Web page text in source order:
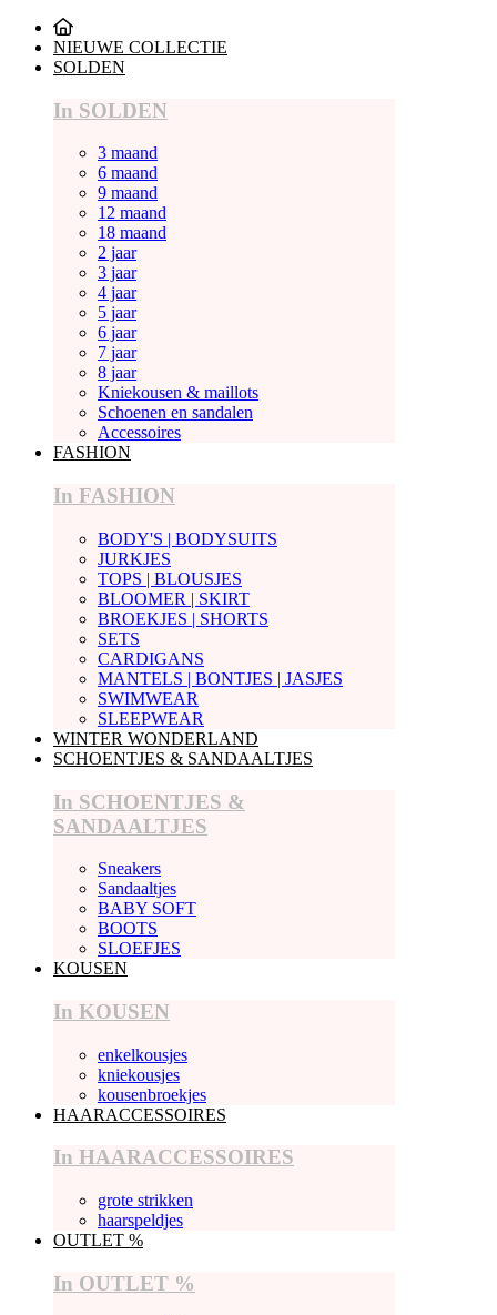
NIEUWE COLLECTIE
SOLDEN
In SOLDEN
3 maand
6 maand
9 maand
12 maand
18 maand
2 jaar
3 jaar
4 jaar
5 jaar
6 jaar
7 jaar
8 jaar
Kniekousen & maillots
Schoenen en sandalen
Accessoires
FASHION
In FASHION
BODY'S | BODYSUITS
JURKJES
TOPS | BLOUSJES
BLOOMER | SKIRT
BROEKJES | SHORTS
SETS
CARDIGANS
MANTELS | BONTJES | JASJES
SWIMWEAR
SLEEPWEAR
WINTER WONDERLAND
SCHOENTJES & SANDAALTJES
In SCHOENTJES &
SANDAALTJES
Sneakers
Sandaaltjes
BABY SOFT
BOOTS
SLOEFJES
KOUSEN
In KOUSEN
enkelkousjes
kniekousjes
kousenbroekjes
HAARACCESSOIRES
In HAARACCESSOIRES
grote strikken
haarspeldjes
OUTLET %
In OUTLET %